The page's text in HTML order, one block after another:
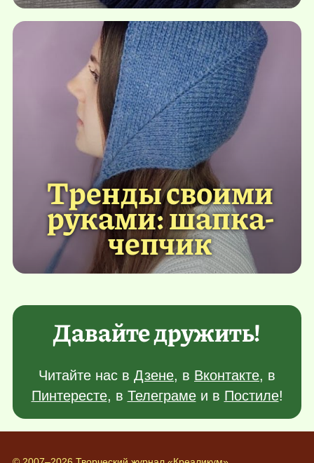
Тренды своими
руками: шапка-
чепчик
Давайте дружить!
Читайте нас в Дзене, в Вконтакте, в
Пинтересте, в Телеграмеи в Постиле!